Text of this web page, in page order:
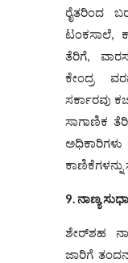
ರೈತರಿಂದ
ಟಂಕಸಾಲೆ,
ತೆರಿಗೆ,
ಕೇಂದ್ರ
ಸರ್ಕಾರವು
ಸಾಗಾಣಿಕ
ಕಾಣಿಕೆಗಳನ್ನು
9. ನಾಣ್ಯ
ಶೇರ್‌ಶಹ
ಜಾರಿಗೆ